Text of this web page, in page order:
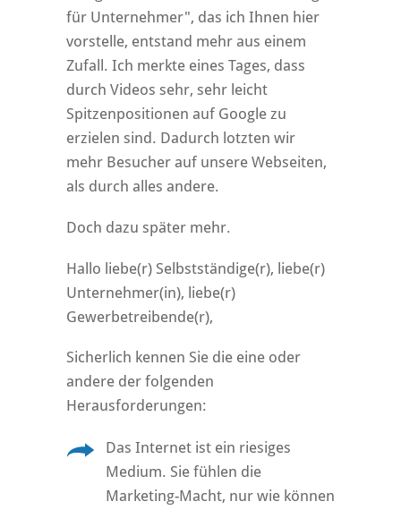
für Unternehmer", das ich Ihnen hier
vorstelle, entstand mehr aus einem
Zufall. Ich merkte eines Tages, dass
durch Videos sehr, sehr leicht
Spitzenpositionen auf Google zu
erzielen sind. Dadurch lotzten wir
mehr Besucher auf unsere Webseiten,
als durch alles andere.
Doch dazu später mehr.
Hallo liebe(r) Selbstständige(r), liebe(r)
Unternehmer(in), liebe(r)
Gewerbetreibende(r),
Sicherlich kennen Sie die eine oder
andere der folgenden
Herausforderungen:
Das Internet ist ein riesiges
Medium. Sie fühlen die
Marketing-Macht, nur wie können